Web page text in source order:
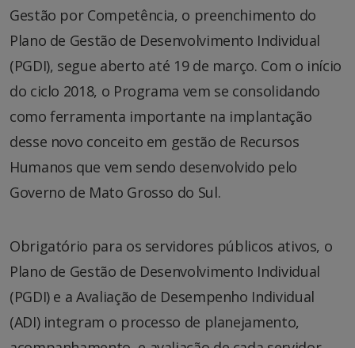
Gestão por Competência, o preenchimento do
Plano de Gestão de Desenvolvimento Individual
(PGDI), segue aberto até 19 de março. Com o início
do ciclo 2018, o Programa vem se consolidando
como ferramenta importante na implantação
desse novo conceito em gestão de Recursos
Humanos que vem sendo desenvolvido pelo
Governo de Mato Grosso do Sul.
Obrigatório para os servidores públicos ativos, o
Plano de Gestão de Desenvolvimento Individual
(PGDI) e a Avaliação de Desempenho Individual
(ADI) integram o processo de planejamento,